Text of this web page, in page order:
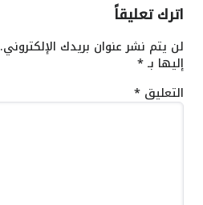
اترك تعليقاً
لن يتم نشر عنوان بريدك الإلكتروني.
إليها بـ*
التعليق *